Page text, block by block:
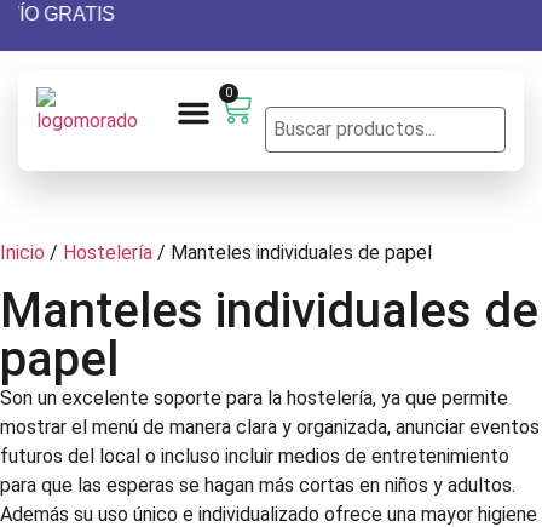
GRATIS
0
Inicio / Hostelería / Manteles individuales de papel
Manteles individuales de
papel
Son un excelente soporte para la hostelería, ya que permite
mostrar el menú de manera clara y organizada, anunciar eventos
futuros del local o incluso incluir medios de entretenimiento
para que las esperas se hagan más cortas en niños y adultos.
Además su uso único e individualizado ofrece una mayor higiene